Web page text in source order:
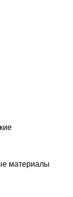
материалы